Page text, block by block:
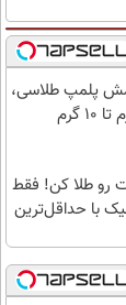
پلمپ طلاسی،
رو طلا کن! فقط
با حداقل‌ترین